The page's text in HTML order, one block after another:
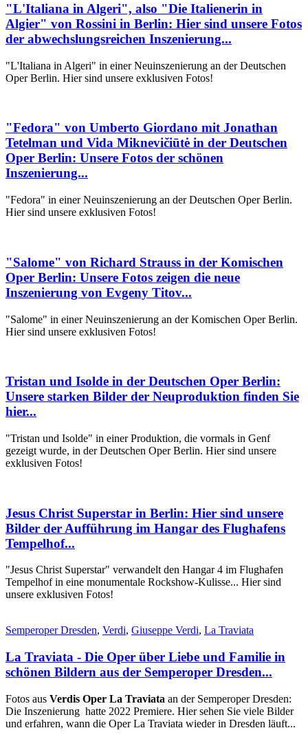
"L'Italiana in Algeri", also "Die Italienerin in
Algier" von Rossini in Berlin: Hier sind unsere Fotos
der abwechslungsreichen Inszenierung...
"L'Italiana in Algeri" in einer Neuinszenierung an der Deutschen
Oper Berlin. Hier sind unsere exklusiven Fotos!
"Fedora" von Umberto Giordano mit Jonathan
Tetelman und Vida Miknevičiūtė in der Deutschen
Oper Berlin: Unsere Fotos der schönen
Inszenierung...
"Fedora" in einer Neuinszenierung an der Deutschen Oper Berlin.
Hier sind unsere exklusiven Fotos!
"Salome" von Richard Strauss in der Komischen
Oper Berlin: Unsere Fotos zeigen die neue
Inszenierung von Evgeny Titov...
"Salome" in einer Neuinszenierung an der Komischen Oper Berlin.
Hier sind unsere exklusiven Fotos!
Tristan und Isolde in der Deutschen Oper Berlin:
Unsere starken Bilder der Neuproduktion finden Sie
hier...
"Tristan und Isolde" in einer Produktion, die vormals in Genf
gezeigt wurde, in der Deutschen Oper Berlin. Hier sind unsere
exklusiven Fotos!
Jesus Christ Superstar in Berlin: Hier sind unsere
Bilder der Aufführung im Hangar des Flughafens
Tempelhof...
"Jesus Christ Superstar" verwandelt den Hangar 4 im Flughafen
Tempelhof in eine monumentale Rockshow-Kulisse... Hier sind
unsere exklusiven Fotos!
Semperoper Dresden, Verdi, Giuseppe Verdi, La Traviata
La Traviata - Die Oper über Liebe und Familie in
schönen Bildern aus der Semperoper Dresden...
Fotos aus Verdis Oper La Traviata an der Semperoper Dresden:
Die Inszenierung hatte 2022 Premiere. Hier sehen Sie viele Bilder
und erfahren, wann die Oper La Traviata wieder in Dresden läuft...